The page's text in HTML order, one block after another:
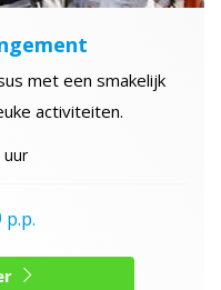
met een smakelijk
activiteiten.
p.p.